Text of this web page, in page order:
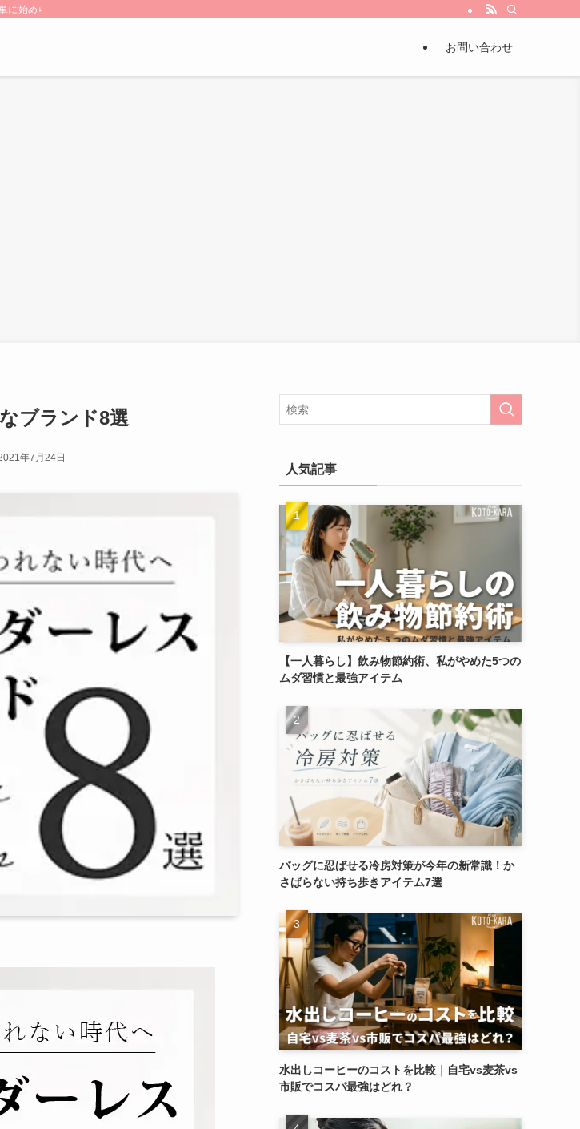
始められる【SDGs】をご紹介します! 小さな”ことから”ちょっとづつ!!
お問い合わせ
ブランド8選
年7月24日
人気記事
【一人暮らし】飲み物節約術、私がやめた5つの
ムダ習慣と最強アイテム
バッグに忍ばせる冷房対策が今年の新常識！か
さばらない持ち歩きアイテム7選
水出しコーヒーのコストを比較｜自宅vs麦茶vs
市販でコスパ最強はどれ？